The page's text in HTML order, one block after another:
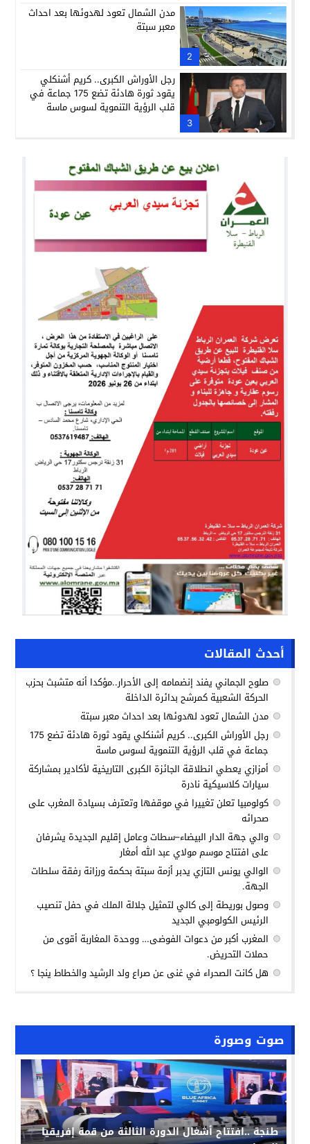
2
مدن الشمال تعود لهدوئها بعد احداث
معبر سبتة
3
رجل الأوراش الكبرى.. كريم أشنكلي
يقود ثورة هادئة تضع 175 جماعة في
قلب الرؤية التنموية لسوس ماسة
صوت وصورة
طنجة ..افتتاح أشغال الدورة الثالثة من قمة إفريقيا
أحدث المقالات
صلوح الجماني يفند إنضمامه إلى الأحرار..مؤكدا أنه متشبث بحزب
الحركة الشعبية كمرشح بدائرة الداخلة
مدن الشمال تعود لهدوئها بعد احداث معبر سبتة
رجل الأوراش الكبرى.. كريم أشنكلي يقود ثورة هادئة تضع 175
جماعة في قلب الرؤية التنموية لسوس ماسة
أمزازي يعطي انطلاقة الجائزة الكبرى التاريخية لأكادير بمشاركة
سيارات كلاسيكية نادرة
كولومبيا تعلن تغييرا في موقفها وتعترف بسيادة المغرب على
صحرائه
والي جهة الدار البيضاء–سطات وعامل إقليم الجديدة يشرفان
على افتتاح موسم مولاي عبد الله أمغار
الوالي يونس التازي يدبر أزمة سبتة بحكمة ورزانة رفقة سلطات
الجهة.
وصول بوريطة إلى كالي لتمثيل جلالة الملك في حفل تنصيب
الرئيس الكولومبي الجديد
المغرب أكبر من دعوات الفوضى… ووحدة المغاربة أقوى من
حملات التحريض.
هل كانت الصحراء في غنى عن صراع ولد الرشيد والخطاط ينجا ؟